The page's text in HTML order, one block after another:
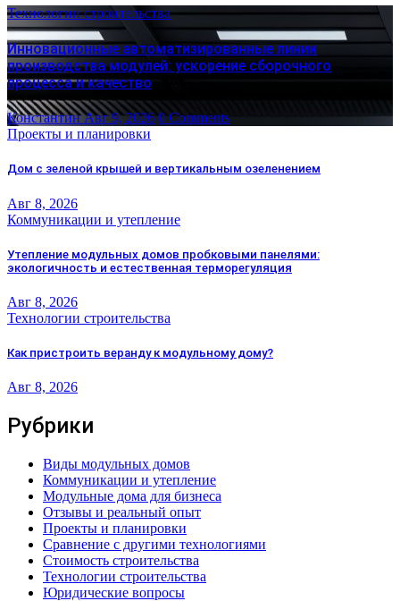
Технологии строительства
Инновационные автоматизированные линии
производства модулей: ускорение сборочного
процесса и качество
КонстантинАвг 9, 2026 0 Comments
Проекты и планировки
Дом с зеленой крышей и вертикальным озеленением
Авг 8, 2026
Коммуникации и утепление
Утепление модульных домов пробковыми панелями:
экологичность и естественная терморегуляция
Авг 8, 2026
Технологии строительства
Как пристроить веранду к модульному дому?
Авг 8, 2026
Рубрики
Виды модульных домов
Коммуникации и утепление
Модульные дома для бизнеса
Отзывы и реальный опыт
Проекты и планировки
Сравнение с другими технологиями
Стоимость строительства
Технологии строительства
Юридические вопросы